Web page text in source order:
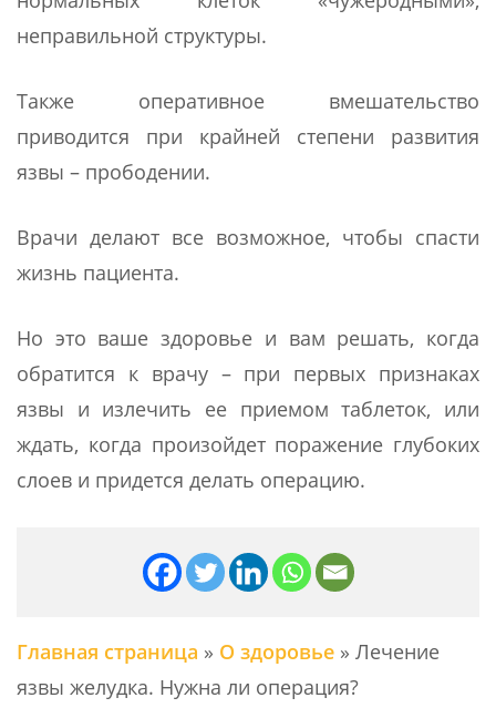
неправильной структуры.
Также оперативное вмешательство
приводится при крайней степени развития
язвы – прободении.
Врачи делают все возможное, чтобы спасти
жизнь пациента.
Но это ваше здоровье и вам решать, когда
обратится к врачу – при первых признаках
язвы и излечить ее приемом таблеток, или
ждать, когда произойдет поражение глубоких
слоев и придется делать операцию.
Главная страница » О здоровье » Лечение
язвы желудка. Нужна ли операция?